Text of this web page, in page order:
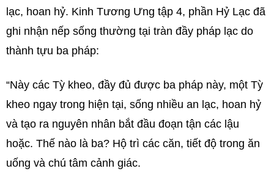
lạc, hoan hỷ. Kinh Tương Ưng tập 4, phần Hỷ Lạc đã
ghi nhận nếp sống thường tại tràn đầy pháp lạc do
thành tựu ba pháp:
“Này các Tỳ kheo, đầy đủ được ba pháp này, một Tỳ
kheo ngay trong hiện tại, sống nhiều an lạc, hoan hỷ
và tạo ra nguyên nhân bắt đầu đoạn tận các lậu
hoặc. Thế nào là ba? Hộ trì các căn, tiết độ trong ăn
uống và chú tâm cảnh giác.